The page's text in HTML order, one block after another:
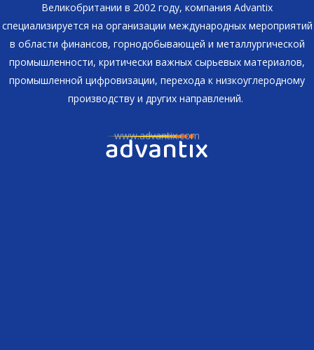
Великобритании в 2002 году, компания Advantix
специализируется на организации международных мероприятий
в области финансов, горнодобывающей и металлургической
промышленности, критически важных сырьевых материалов,
промышленной цифровизации, перехода к низкоуглеродному
производству и других направлений.
www.advantix.com